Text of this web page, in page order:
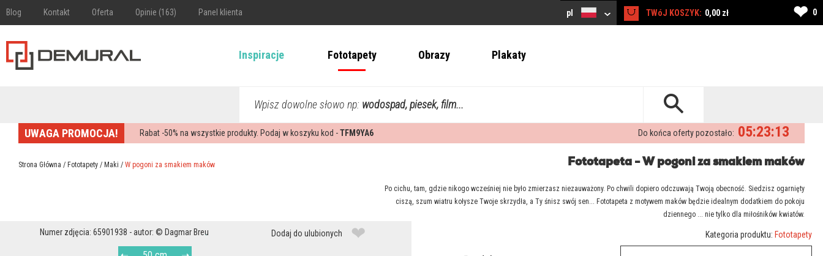
Blog Kontakt Oferta Opinie (163) Panel klienta pl TWóJ KOSZYK: 0,00 zł ❤ 0
Inspiracje Fototapety Obrazy Plakaty
Wpisz dowolne słowo np: wodospad, piesek, film...
UWAGA PROMOCJA! Rabat -50% na wszystkie produkty. Podaj w koszyku kod -TFM9YA6 05:23:12
Do końca oferty pozostało:
Strona Główna / Fototapety / Maki / W pogoni za smakiem maków Fototapeta - W pogoni za smakiem maków
Po cichu, tam, gdzie nikogo wcześniej nie było zmierzasz niezauważony. Po chwili dopiero odczuwają Twoją obecność. Siedzisz ogarnięty
ciszą, szum wiatru kołysze Twoje skrzydła, a Ty śnisz swój sen... Fototapeta z motywem maków będzie idealnym dodatkiem do pokoju
dziennego ... nie tylko dla miłośników kwiatów.
Numer zdjęcia: 65901938 - autor: © Dagmar Breu Dodaj do ulubionych ❤ Kategoria produktu: Fototapety